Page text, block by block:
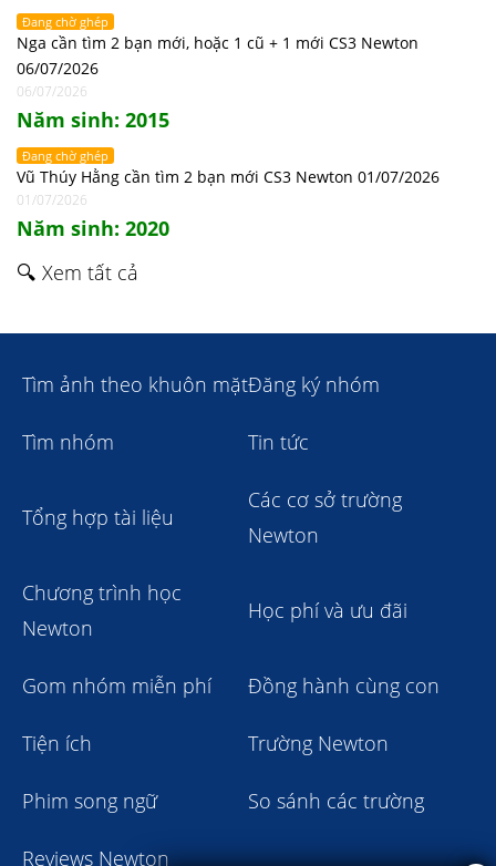
Đang chờ ghép
Nga cần tìm 2 bạn mới, hoặc 1 cũ + 1 mới CS3 Newton
06/07/2026
06/07/2026
Năm sinh: 2015
Đang chờ ghép
Vũ Thúy Hằng cần tìm 2 bạn mới CS3 Newton 01/07/2026
01/07/2026
Năm sinh: 2020
🔍 Xem tất cả
Tìm ảnh theo khuôn mặtĐăng ký nhóm
Tìm nhóm Tin tức
Tổng hợp tài liệu
Các cơ sở trường
Newton
Chương trình học
Newton
Học phí và ưu đãi
Gom nhóm miễn phí Đồng hành cùng con
Tiện ích Trường Newton
Phim song ngữ So sánh các trường
Reviews Newton